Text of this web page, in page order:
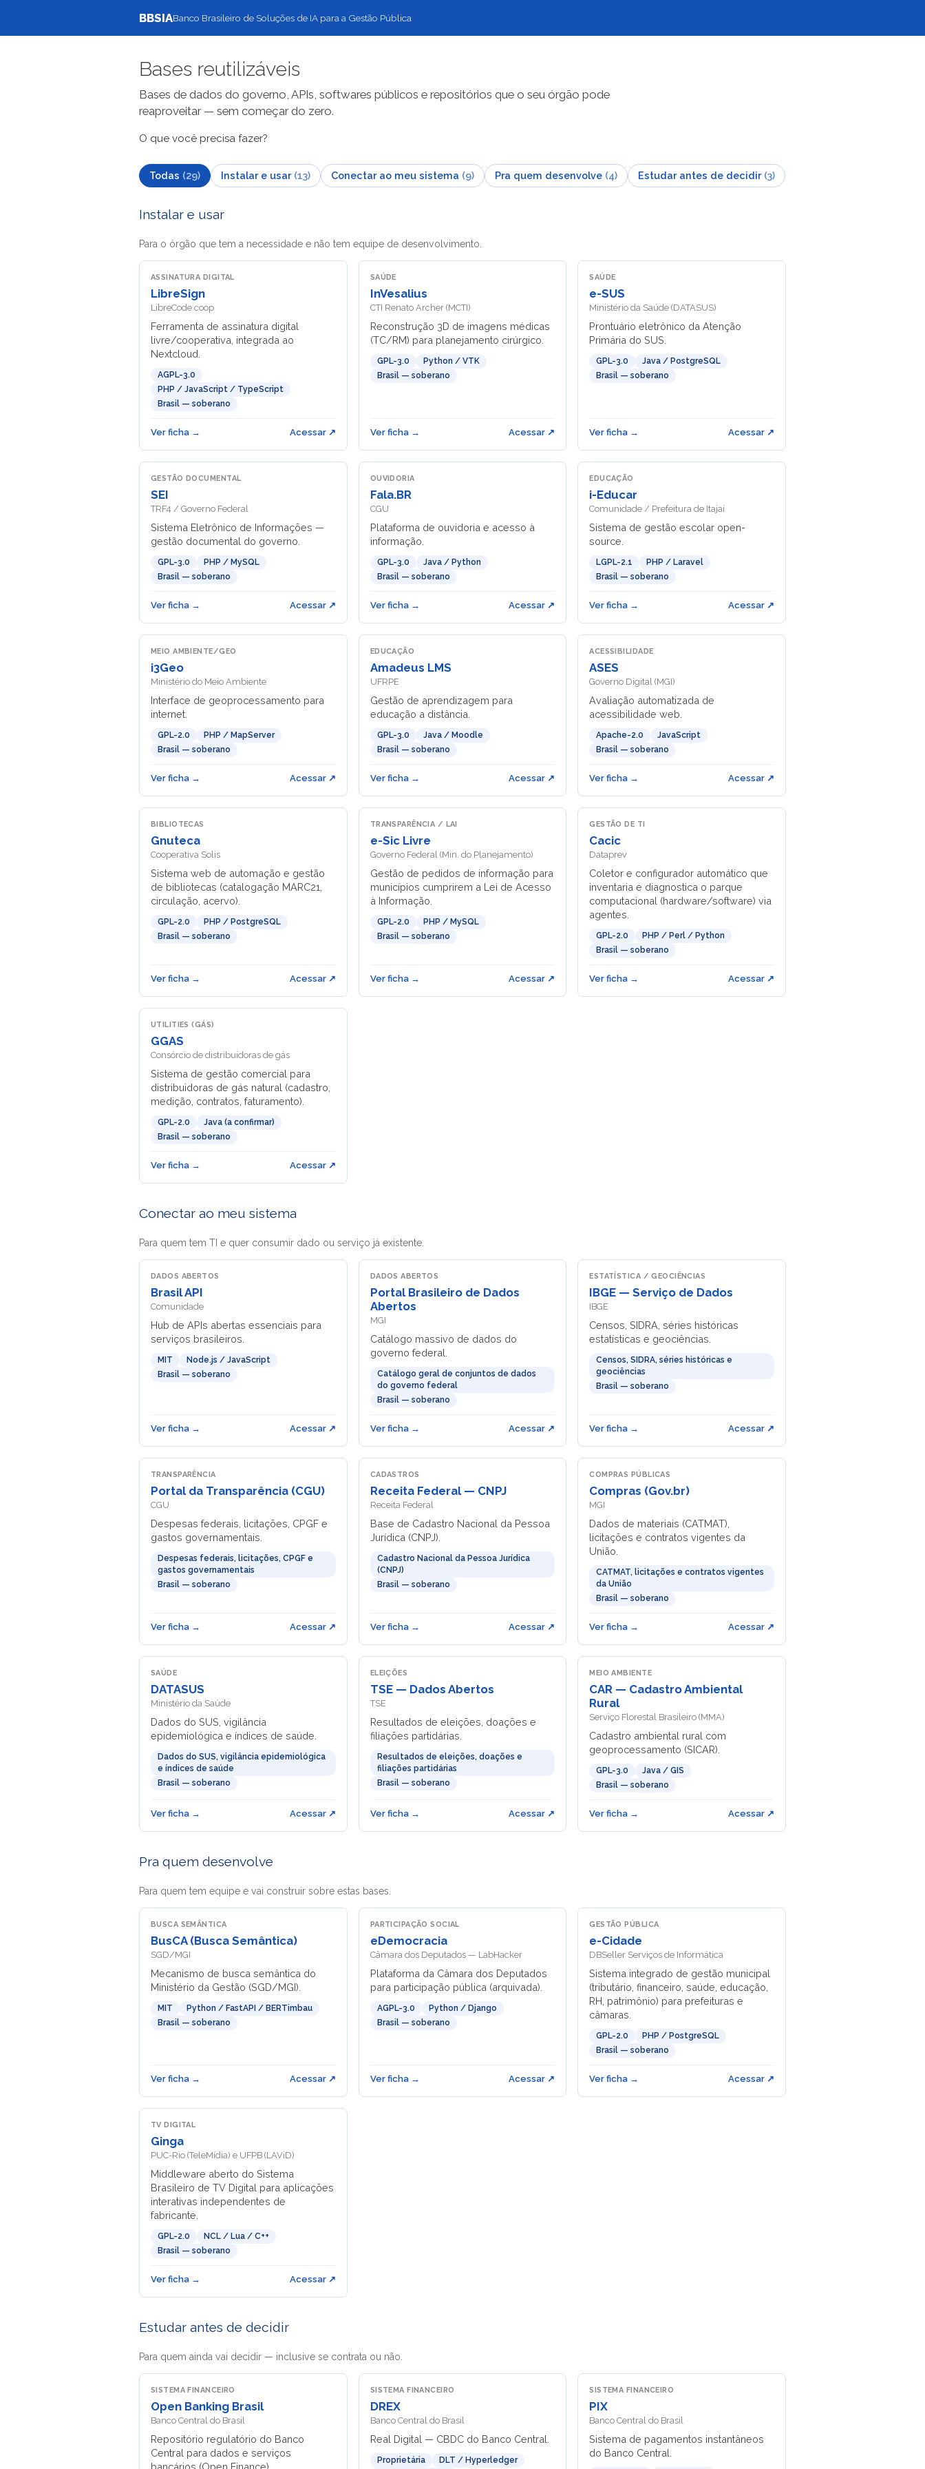
BBSIABanco Brasileiro de Soluções de IA para a Gestão Pública
Bases reutilizáveis
Bases de dados do governo, APIs, softwares públicos e repositórios que o seu órgão pode
reaproveitar — sem começar do zero.
O que você precisa fazer?
Todas (29) Instalar e usar (13) Conectar ao meu sistema (9) Pra quem desenvolve (4) Estudar antes de decidir (3)
Instalar e usar
Para o órgão que tem a necessidade e não tem equipe de desenvolvimento.
ASSINATURA DIGITAL
LibreSign
LibreCode coop
Ferramenta de assinatura digital
livre/cooperativa, integrada ao
Nextcloud.
AGPL-3.0
PHP / JavaScript / TypeScript
Brasil — soberano
Ver ficha → Acessar ↗
SAÚDE
InVesalius
CTI Renato Archer (MCTI)
Reconstrução 3D de imagens médicas
(TC/RM) para planejamento cirúrgico.
GPL-3.0
Python / VTK
Brasil — soberano
Ver ficha → Acessar ↗
SAÚDE
e-SUS
Ministério da Saúde (DATASUS)
Prontuário eletrônico da Atenção
Primária do SUS.
GPL-3.0
Java / PostgreSQL
Brasil — soberano
Ver ficha → Acessar ↗
GESTÃO DOCUMENTAL
SEI
TRF4 / Governo Federal
Sistema Eletrônico de Informações —
gestão documental do governo.
GPL-3.0
PHP / MySQL
Brasil — soberano
Ver ficha → Acessar ↗
OUVIDORIA
Fala.BR
CGU
Plataforma de ouvidoria e acesso à
informação.
GPL-3.0
Java / Python
Brasil — soberano
Ver ficha → Acessar ↗
EDUCAÇÃO
i-Educar
Comunidade / Prefeitura de Itajaí
Sistema de gestão escolar open-
source.
LGPL-2.1
PHP / Laravel
Brasil — soberano
Ver ficha → Acessar ↗
MEIO AMBIENTE/GEO
i3Geo
Ministério do Meio Ambiente
Interface de geoprocessamento para
internet.
GPL-2.0
PHP / MapServer
Brasil — soberano
Ver ficha → Acessar ↗
EDUCAÇÃO
Amadeus LMS
UFRPE
Gestão de aprendizagem para
educação a distância.
GPL-3.0
Java / Moodle
Brasil — soberano
Ver ficha → Acessar ↗
ACESSIBILIDADE
ASES
Governo Digital (MGI)
Avaliação automatizada de
acessibilidade web.
Apache-2.0
JavaScript
Brasil — soberano
Ver ficha → Acessar ↗
BIBLIOTECAS
Gnuteca
Cooperativa Solis
Sistema web de automação e gestão
de bibliotecas (catalogação MARC21,
circulação, acervo).
GPL-2.0
PHP / PostgreSQL
Brasil — soberano
Ver ficha → Acessar ↗
TRANSPARÊNCIA / LAI
e-Sic Livre
Governo Federal (Min. do Planejamento)
Gestão de pedidos de informação para
municípios cumprirem a Lei de Acesso
à Informação.
GPL-2.0
PHP / MySQL
Brasil — soberano
Ver ficha → Acessar ↗
GESTÃO DE TI
Cacic
Dataprev
Coletor e configurador automático que
inventaria e diagnostica o parque
computacional (hardware/software) via
agentes.
GPL-2.0
PHP / Perl / Python
Brasil — soberano
Ver ficha → Acessar ↗
UTILITIES (GÁS)
GGAS
Consórcio de distribuidoras de gás
Sistema de gestão comercial para
distribuidoras de gás natural (cadastro,
medição, contratos, faturamento).
GPL-2.0
Java (a confirmar)
Brasil — soberano
Ver ficha → Acessar ↗
Conectar ao meu sistema
Para quem tem TI e quer consumir dado ou serviço já existente.
DADOS ABERTOS
Brasil API
Comunidade
Hub de APIs abertas essenciais para
serviços brasileiros.
MIT
Node.js / JavaScript
Brasil — soberano
Ver ficha → Acessar ↗
DADOS ABERTOS
Portal Brasileiro de Dados
Abertos
MGI
Catálogo massivo de dados do
governo federal.
Catálogo geral de conjuntos de dados
do governo federal
Brasil — soberano
Ver ficha → Acessar ↗
ESTATÍSTICA / GEOCIÊNCIAS
IBGE — Serviço de Dados
IBGE
Censos, SIDRA, séries históricas
estatísticas e geociências.
Censos, SIDRA, séries históricas e
geociências
Brasil — soberano
Ver ficha → Acessar ↗
TRANSPARÊNCIA
Portal da Transparência (CGU)
CGU
Despesas federais, licitações, CPGF e
gastos governamentais.
Despesas federais, licitações, CPGF e
gastos governamentais
Brasil — soberano
Ver ficha → Acessar ↗
CADASTROS
Receita Federal — CNPJ
Receita Federal
Base de Cadastro Nacional da Pessoa
Jurídica (CNPJ).
Cadastro Nacional da Pessoa Jurídica
(CNPJ)
Brasil — soberano
Ver ficha → Acessar ↗
COMPRAS PÚBLICAS
Compras (Gov.br)
MGI
Dados de materiais (CATMAT),
licitações e contratos vigentes da
União.
CATMAT, licitações e contratos vigentes
da União
Brasil — soberano
Ver ficha → Acessar ↗
SAÚDE
DATASUS
Ministério da Saúde
Dados do SUS, vigilância
epidemiológica e índices de saúde.
Dados do SUS, vigilância epidemiológica
e índices de saúde
Brasil — soberano
Ver ficha → Acessar ↗
ELEIÇÕES
TSE — Dados Abertos
TSE
Resultados de eleições, doações e
filiações partidárias.
Resultados de eleições, doações e
filiações partidárias
Brasil — soberano
Ver ficha → Acessar ↗
MEIO AMBIENTE
CAR — Cadastro Ambiental
Rural
Serviço Florestal Brasileiro (MMA)
Cadastro ambiental rural com
geoprocessamento (SICAR).
GPL-3.0
Java / GIS
Brasil — soberano
Ver ficha → Acessar ↗
Pra quem desenvolve
Para quem tem equipe e vai construir sobre estas bases.
BUSCA SEMÂNTICA
BusCA (Busca Semântica)
SGD/MGI
Mecanismo de busca semântica do
Ministério da Gestão (SGD/MGI).
MIT
Python / FastAPI / BERTimbau
Brasil — soberano
Ver ficha → Acessar ↗
PARTICIPAÇÃO SOCIAL
eDemocracia
Câmara dos Deputados — LabHacker
Plataforma da Câmara dos Deputados
para participação pública (arquivada).
AGPL-3.0
Python / Django
Brasil — soberano
Ver ficha → Acessar ↗
GESTÃO PÚBLICA
e-Cidade
DBSeller Serviços de Informática
Sistema integrado de gestão municipal
(tributário, financeiro, saúde, educação,
RH, patrimônio) para prefeituras e
câmaras.
GPL-2.0
PHP / PostgreSQL
Brasil — soberano
Ver ficha → Acessar ↗
TV DIGITAL
Ginga
PUC-Rio (TeleMídia) e UFPB (LAViD)
Middleware aberto do Sistema
Brasileiro de TV Digital para aplicações
interativas independentes de
fabricante.
GPL-2.0
NCL / Lua / C++
Brasil — soberano
Ver ficha → Acessar ↗
Estudar antes de decidir
Para quem ainda vai decidir — inclusive se contrata ou não.
SISTEMA FINANCEIRO
Open Banking Brasil
Banco Central do Brasil
Repositório regulatório do Banco
Central para dados e serviços
bancários (Open Finance).
SISTEMA FINANCEIRO
DREX
Banco Central do Brasil
Real Digital — CBDC do Banco Central.
Proprietária DLT / Hyperledger
SISTEMA FINANCEIRO
PIX
Banco Central do Brasil
Sistema de pagamentos instantâneos
do Banco Central.